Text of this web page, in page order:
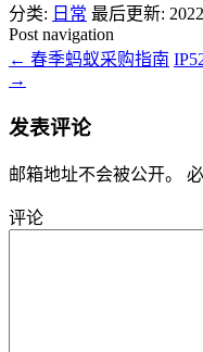
分类: 日常 最后更新:
Post navigation
← 春季蚂蚁采购指南
→
发表评论
邮箱地址不会被公开。
评论